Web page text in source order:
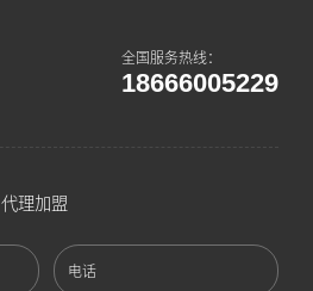
全国服务热线：
18666005229
代理加盟
电话